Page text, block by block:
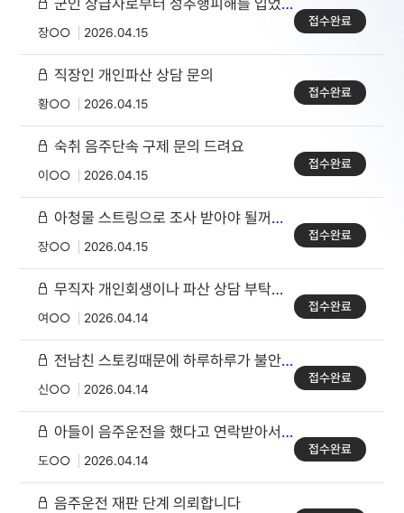
군인 상급자로부터 성추행피해를 입었는데요
장○○ 2026.04.15
접수완료
직장인 개인파산 상담 문의
황○○ 2026.04.15
접수완료
숙취 음주단속 구제 문의 드려요
이○○ 2026.04.15
접수완료
아청물 스트링으로 조사 받아야 될꺼같아요
장○○ 2026.04.15
접수완료
무직자 개인회생이나 파산 상담 부탁드려요
여○○ 2026.04.14
접수완료
전남친 스토킹때문에 하루하루가 불안합니다.
신○○ 2026.04.14
접수완료
아들이 음주운전을 했다고 연락받아서 급히 문의드립니다
도○○ 2026.04.14
접수완료
음주운전 재판 단계 의뢰합니다